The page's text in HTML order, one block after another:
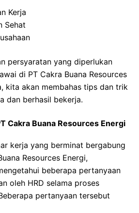
Kerja
Sehat
persyaratan yang diperlukan
di PT Cakra Buana Resources
kita akan membahas tips dan trik
dan berhasil bekerja.
Cakra Buana Resources Energi
kerja yang berminat bergabung
Resources Energi,
beberapa pertanyaan
oleh HRD selama proses
pertanyaan tersebut